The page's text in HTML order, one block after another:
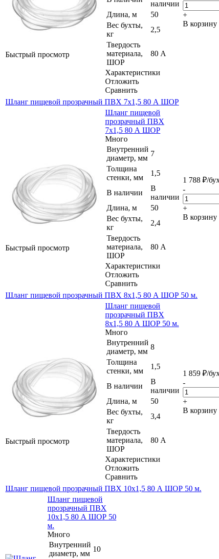
Быстрый просмотр
наличии
Длина, м
50
Вес бухты,
кг
2,5
Твердость
материала,
ШОР
80 А
Характеристики
Отложить
Сравнить
+
В корзину
Шланг пищевой прозрачный ПВХ 7х1,5 80 А ШОР
Быстрый просмотр
Шланг пищевой
прозрачный ПВХ
7х1,5 80 А ШОР
Много
Внутренний
диаметр, мм
7
Толщина
стенки, мм
1,5
В наличии
В
наличии
Длина, м
50
Вес бухты,
кг
2,4
Твердость
материала,
ШОР
80 А
Характеристики
Отложить
Сравнить
1 788 ₽/
-
+
В корзину
Шланг пищевой прозрачный ПВХ 8х1,5 80 А ШОР 50 м.
Быстрый просмотр
Шланг пищевой
прозрачный ПВХ
8х1,5 80 А ШОР 50 м.
Много
Внутренний
диаметр, мм
8
Толщина
стенки, мм
1,5
В наличии
В
наличии
Длина, м
50
Вес бухты,
кг
3,4
Твердость
материала,
ШОР
80 А
Характеристики
Отложить
Сравнить
1 859 ₽/
-
+
В корзину
Шланг пищевой прозрачный ПВХ 10х1,5 80 А ШОР 50 м.
Шланг пищевой
прозрачный ПВХ
10х1,5 80 А ШОР 50
м.
Много
Внутренний
диаметр, мм
10